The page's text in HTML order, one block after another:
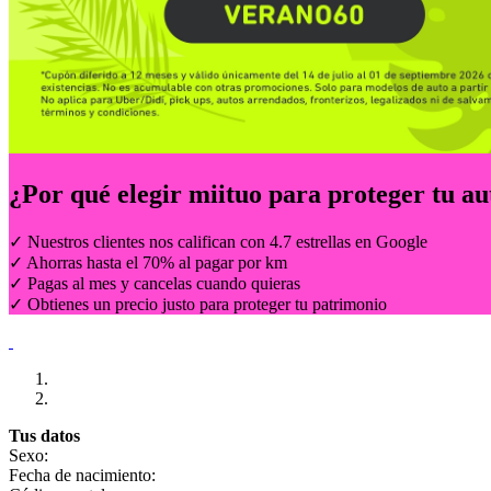
¿Por qué elegir miituo para proteger tu
✓ Nuestros clientes nos califican con 4.7 estrellas en Google
✓ Ahorras hasta el 70% al pagar por km
✓ Pagas al mes y cancelas cuando quieras
✓ Obtienes un precio justo para proteger tu patrimonio
Tus datos
Sexo:
Fecha de nacimiento: